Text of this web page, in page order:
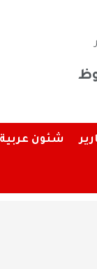
شئون عربية